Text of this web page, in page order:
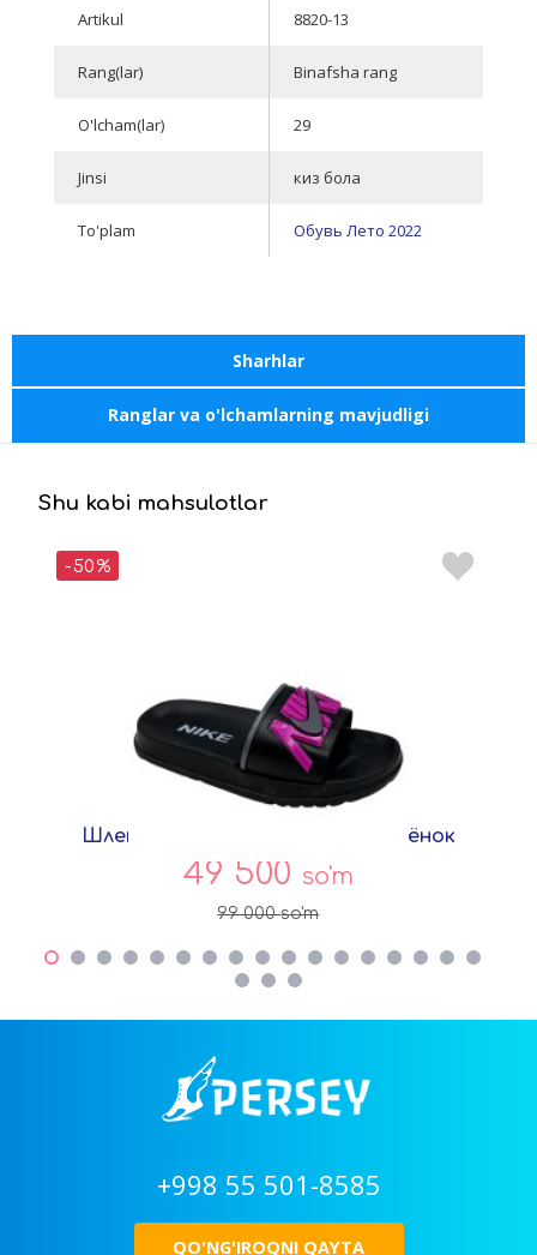
Artikul 8820-13
Rang(lar) Binafsha rang
O'lcham(lar) 29
Jinsi киз бола
To'plam Обувь Лето 2022
Sharhlar
Ranglar va o'lchamlarning mavjudligi
Shu kabi mahsulotlar
-50%
Шлепки Розовый EVA 920-C Совёнок
49 500 so'm
99 000so'm
+998 55 501-8585
QO'NG'IROQNI QAYTA